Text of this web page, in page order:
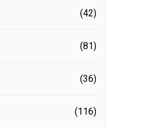
(42)
(81)
(36)
(116)